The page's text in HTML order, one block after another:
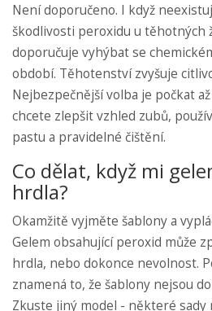
Není doporučeno. I když
škodlivosti peroxidu u těhotných
doporučuje vyhýbat se
období. Těhotenství zvyšuje
Nejbezpečnější volba je počkat
chcete zlepšit vzhled zubů,
pastu a pravidelné čištění.
Co dělat, když mi
hrdla?
Okamžitě vyjměte šablony a
Gelem obsahující peroxid může
hrdla, nebo dokonce nevolnost.
znamená to, že šablony nejsou
Zkuste jiný model - některé sady